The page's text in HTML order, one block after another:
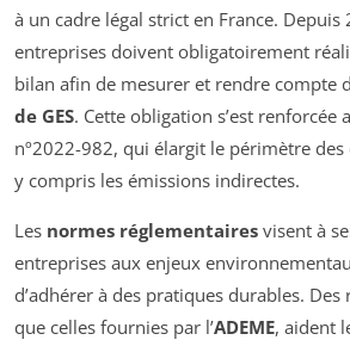
à un cadre légal strict en France. Depuis
entreprises doivent obligatoirement
bilan afin de mesurer et rendre compte
de GES. Cette obligation s’est renforcée
nº2022-982, qui élargit le périmètre
y compris les émissions indirectes.
Les normes réglementaires visent à
entreprises aux enjeux
d’adhérer à des pratiques durables. Des
que celles fournies par l’ADEME, aident